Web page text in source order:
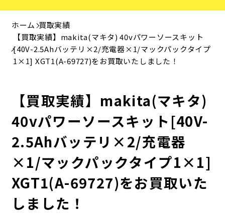
ホーム 買取実績
【買取実績】makita(マキタ) 40vパワーソースキット
[40V-2.5Ahバッテリ×2/充電器×1/マックパックタイプ
1×1] XGT1(A-69727)をお買取いたしました！
【買取実績】makita(マキタ)
40vパワーソースキット[40V-
2.5Ahバッテリ×2/充電器
×1/マックパックタイプ1×1]
XGT1(A-69727)をお買取いた
しました！